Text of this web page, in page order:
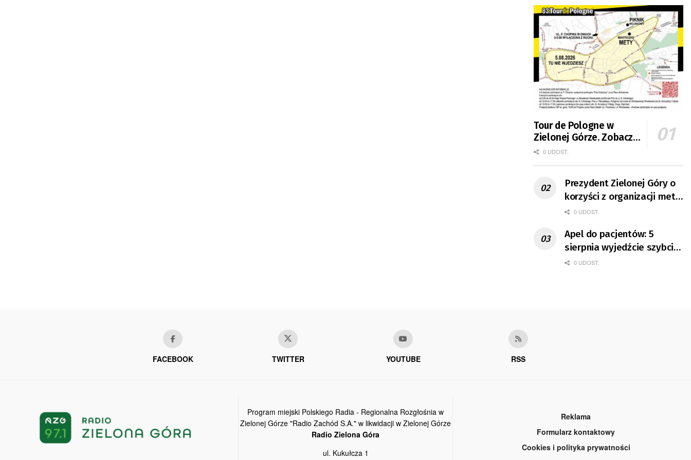
Tour de Pologne w
Zielonej Górze. Zobacz
zmiany w organizacji
0 UDOST.
Prezydent Zielonej Góry o
korzyści z organizacji mety
Tour de Pologne
0 UDOST.
Apel do pacjentów: 5
sierpnia wyjedźcie szybciej
z domów
0 UDOST.
FACEBOOK TWITTER YOUTUBE RSS
Program miejski Polskiego Radia - Regionalna Rozgłośnia w
Zielonej Górze "Radio Zachód S.A." w likwidacji w Zielonej Górze
Radio Zielona Góra
ul. Kukułcza 1
Reklama
Formularz kontaktowy
Cookies i polityka prywatności